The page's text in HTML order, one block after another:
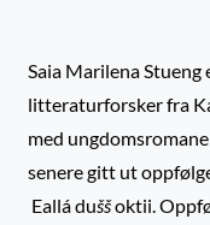
Saia Marilena
litteraturforsker fra
med
senere gitt ut
Eallá dušš oktii.